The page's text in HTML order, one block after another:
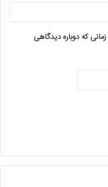
که دوباره دیدگاهی